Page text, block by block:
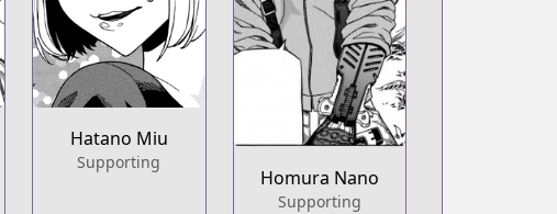
Hatano Miu
Supporting
Homura Nano
Supporting